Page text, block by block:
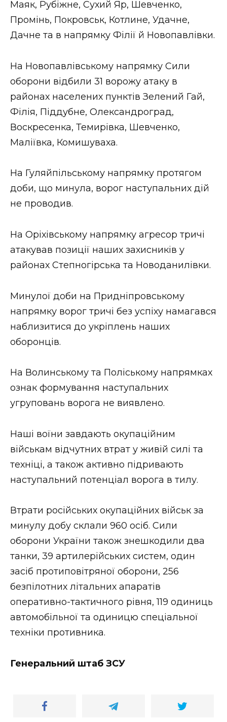
Маяк, Рубіжне, Сухий Яр, Шевченко,
Промінь, Покровськ, Котлине, Удачне,
Дачне та в напрямку Філії й Новопавлівки.
На Новопавлівському напрямку Сили
оборони відбили 31 ворожу атаку в
районах населених пунктів Зелений Гай,
Філія, Піддубне, Олександроград,
Воскресенка, Темирівка, Шевченко,
Маліївка, Комишуваха.
На Гуляйпільському напрямку протягом
доби, що минула, ворог наступальних дій
не проводив.
На Оріхівському напрямку агресор тричі
атакував позиції наших захисників у
районах Степногірська та Новоданилівки.
Минулої доби на Придніпровському
напрямку ворог тричі без успіху намагався
наблизитися до укріплень наших
оборонців.
На Волинському та Поліському напрямках
ознак формування наступальних
угруповань ворога не виявлено.
Наші воїни завдають окупаційним
військам відчутних втрат у живій силі та
техніці, а також активно підривають
наступальний потенціал ворога в тилу.
Втрати російських окупаційних військ за
минулу добу склали 960 осіб. Сили
оборони України також знешкодили два
танки, 39 артилерійських систем, один
засіб протиповітряної оборони, 256
безпілотних літальних апаратів
оперативно-тактичного рівня, 119 одиниць
автомобільної та одиницю спеціальної
техніки противника.
Генеральний штаб ЗСУ